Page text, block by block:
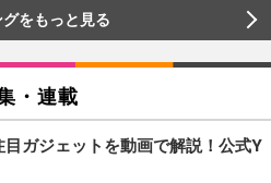
をもっと見る
・連載
目ガジェットを動画で解説！公式Y